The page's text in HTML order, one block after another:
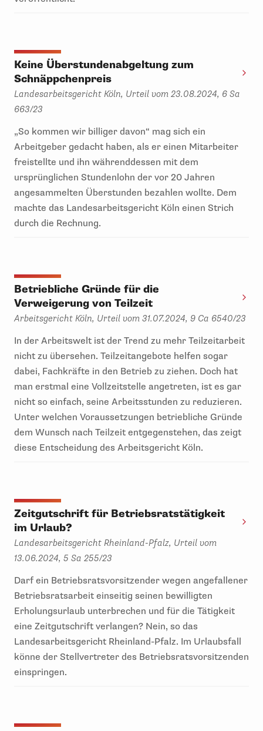
Keine Überstundenabgeltung zum
Schnäppchenpreis
Landesarbeitsgericht Köln, Urteil vom 23.08.2024, 6 Sa
663/23
„So kommen wir billiger davon“ mag sich ein
Arbeitgeber gedacht haben, als er einen Mitarbeiter
freistellte und ihn währenddessen mit dem
ursprünglichen Stundenlohn der vor 20 Jahren
angesammelten Überstunden bezahlen wollte. Dem
machte das Landesarbeitsgericht Köln einen Strich
durch die Rechnung.
Betriebliche Gründe für die
Verweigerung von Teilzeit
Arbeitsgericht Köln, Urteil vom 31.07.2024, 9 Ca 6540/23
In der Arbeitswelt ist der Trend zu mehr Teilzeitarbeit
nicht zu übersehen. Teilzeitangebote helfen sogar
dabei, Fachkräfte in den Betrieb zu ziehen. Doch hat
man erstmal eine Vollzeitstelle angetreten, ist es gar
nicht so einfach, seine Arbeitsstunden zu reduzieren.
Unter welchen Voraussetzungen betriebliche Gründe
dem Wunsch nach Teilzeit entgegenstehen, das zeigt
diese Entscheidung des Arbeitsgericht Köln.
Zeitgutschrift für Betriebsratstätigkeit
im Urlaub?
Landesarbeitsgericht Rheinland-Pfalz, Urteil vom
13.06.2024, 5 Sa 255/23
Darf ein Betriebsratsvorsitzender wegen angefallener
Betriebsratsarbeit einseitig seinen bewilligten
Erholungsurlaub unterbrechen und für die Tätigkeit
eine Zeitgutschrift verlangen? Nein, so das
Landesarbeitsgericht Rheinland-Pfalz. Im Urlaubsfall
könne der Stellvertreter des Betriebsratsvorsitzenden
einspringen.